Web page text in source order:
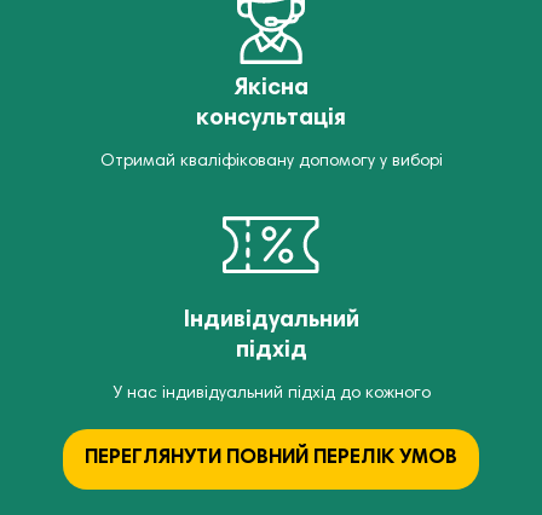
Якісна
консультація
Отримай кваліфіковану допомогу у виборі
Індивідуальний
підхід
У нас індивідуальний підхід до кожного
ПЕРЕГЛЯНУТИ ПОВНИЙ ПЕРЕЛІК УМОВ